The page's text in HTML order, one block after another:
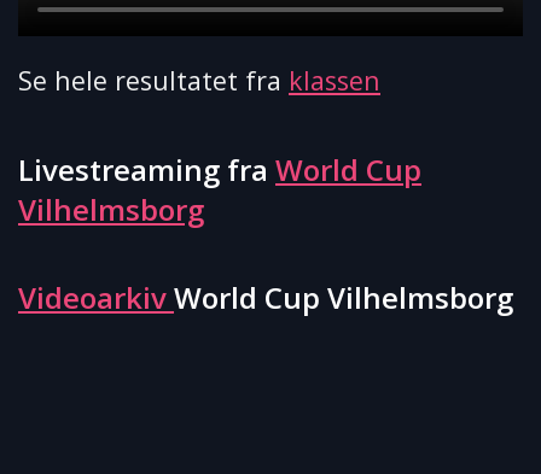
Se hele resultatet fra klassen
Livestreaming fra World Cup
Vilhelmsborg
VideoarkivWorld Cup Vilhelmsborg